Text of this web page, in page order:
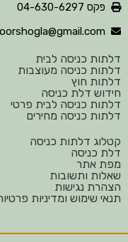
פקס 04-630-6297
doorshogla@gmail.com
כניסה לבית
כניסה מעוצבות
חוץ
דלת כניסה
כניסה לבית פרטי
כניסה מחירים
דלתות כניסה
כניסה
אתר
ותשובות
נגישות
שימוש ומדיניות פרטיות